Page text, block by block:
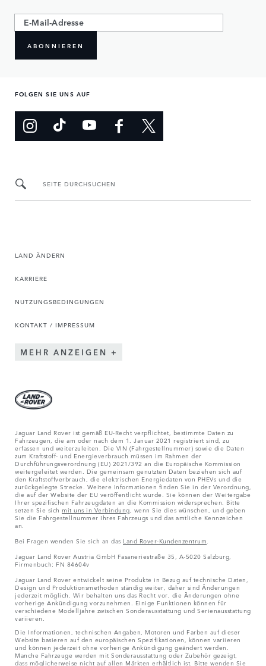
ABONNIEREN
FOLGEN SIE UNS AUF
SEITE DURCHSUCHEN
LAND ÄNDERN
KARRIERE
NUTZUNGSBEDINGUNGEN
KONTAKT / IMPRESSUM
MEHR ANZEIGEN
Jaguar Land Rover ist gemäß EU-Recht verpflichtet, bestimmte Daten zu
Fahrzeugen, die am oder nach dem 1. Januar 2021 registriert sind, zu
erfassen und weiterzuleiten. Die VIN (Fahrgestellnummer) sowie die Daten
zum Kraftstoff- und Energieverbrauch müssen im Rahmen der
Durchführungsverordnung (EU) 2021/392 an die Europäische Kommission
weitergeleitet werden. Die gemeinsam genutzten Daten beziehen sich auf
den Kraftstoffverbrauch, die elektrischen Energiedaten von PHEVs und die
zurückgelegte Strecke. Weitere Informationen finden Sie in der Verordnung,
die auf der Website der EU veröffentlicht wurde. Sie können der Weitergabe
Ihrer spezifischen Fahrzeugdaten an die Kommission widersprechen. Bitte
setzen Sie sich mit uns in Verbindung , wenn Sie dies wünschen, und geben
Sie die Fahrgestellnummer Ihres Fahrzeugs und das amtliche Kennzeichen
an.
Bei Fragen wenden Sie sich an das Land Rover-Kundenzentrum
Jaguar Land Rover Austria GmbH Fasaneriestraße 35, A-5020 Salzburg,
Firmenbuch: FN 84604v
Jaguar Land Rover entwickelt seine Produkte in Bezug auf technische Daten,
Design und Produktionsmethoden ständig weiter, daher sind Änderungen
jederzeit möglich. Wir behalten uns das Recht vor, die Änderungen ohne
vorherige Ankündigung vorzunehmen. Einige Funktionen können für
verschiedene Modelljahre zwischen Sonderausstattung und Serienausstattung
variieren.
Die Informationen, technischen Angaben, Motoren und Farben auf dieser
Website basieren auf den europäischen Spezifikationen, können variieren
und können jederzeit ohne vorherige Ankündigung geändert werden.
Manche Fahrzeuge werden mit Sonderausstattung oder Zubehör gezeigt,
dass möglicherweise nicht auf allen Märkten erhältlich ist. Bitte wenden Sie